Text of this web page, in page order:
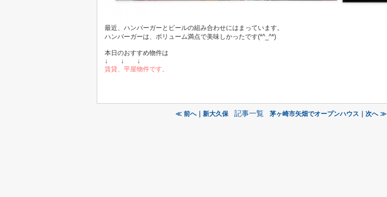
最近、ハンバーガーとビールの組み合わせにはまっています。
ハンバーガーは、ボリューム満点で美味しかったです(*^_^*)
本日のおすすめ物件は
↓ ↓ ↓
賃貸、平屋物件です。
≪ 前へ｜新大久保 記事一覧 茅ヶ崎市矢畑でオープンハウス｜次へ ≫